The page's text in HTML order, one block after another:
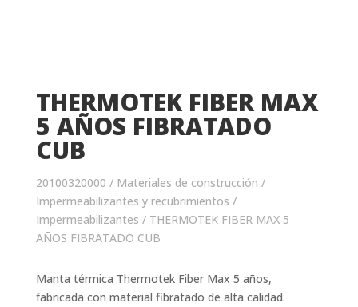
THERMOTEK FIBER MAX
5 AÑOS FIBRATADO
CUB
20100320000 / Materiales de construcción /
Impermeabilizantes y recubrimientos /
Impermeabilizantes / THERMOTEK FIBER MAX 5
AÑOS FIBRATADO CUB
Manta térmica Thermotek Fiber Max 5 años,
fabricada con material fibratado de alta calidad.